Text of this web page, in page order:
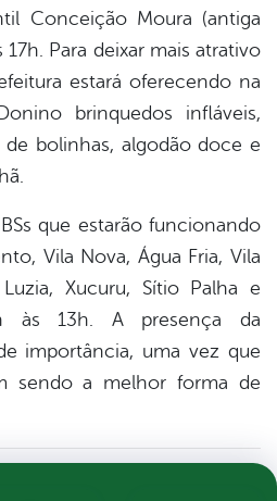
Conceição Moura (antiga
17h. Para deixar mais atrativo
estará oferecendo na
brinquedos infláveis,
de bolinhas, algodão doce e
que estarão funcionando
Vila Nova, Água Fria, Vila
Xucuru, Sítio Palha e
às 13h. A presença da
importância, uma vez que
sendo a melhor forma de